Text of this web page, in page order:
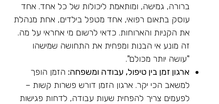
ברורה, גמישה, ומותאמת ליכולות של כל אחד. אחד
עוסק בתאום רפואי, אחד מטפל בילדים, אחת מנהלת
את הקניות והארוחות. כדאי לרשום מי אחראי על מה.
זה מונע אי הבנות ומפחית את התחושה שמישהו
"עושה יותר מכולם".
ארגון זמן בין טיפול, עבודה ומשפחה: הזמן הופך
למשאב הכי יקר. ארגון הזמן דורש פשרות קשות –
לפעמים צריך להפחית שעות עבודה, לדחות פגישות